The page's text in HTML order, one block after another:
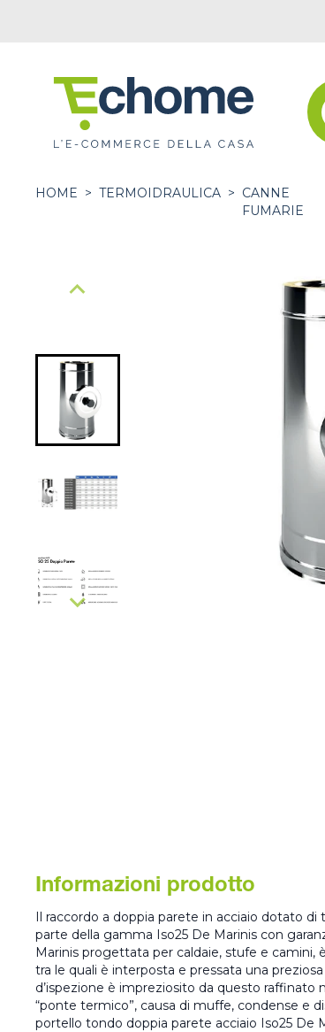
HOME > TERMOIDRAULICA > CANNE
FUMARIE
Informazioni prodotto
Il raccordo a doppia parete in acciaio dotato di
parte della gamma Iso25 De Marinis con
Marinis progettata per caldaie, stufe e camini,
tra le quali è interposta e pressata una
d’ispezione è impreziosito da questo
“ponte termico”, causa di muffe, condense e
portello tondo doppia parete acciaio Iso25 De